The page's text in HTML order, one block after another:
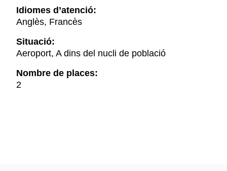
Idiomes d’atenció:
Anglès, Francès
Situació:
Aeroport, A dins del nucli de població
Nombre de places:
2